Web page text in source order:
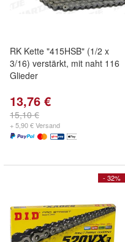
RK Kette "415HSB" (1/2 x
3/16) verstärkt, mit naht 116
Glieder
13,76 €
15,10 €
+ 5,90 € Versand
- 32%